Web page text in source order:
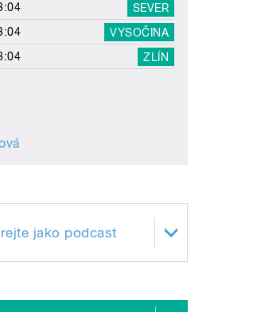
SEVER
VYSOČINA
ZLÍN
jako podcast